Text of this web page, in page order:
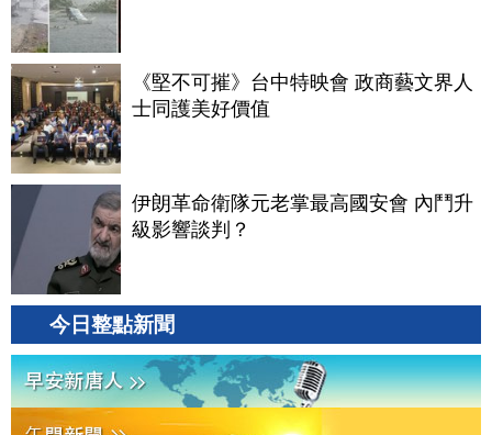
《堅不可摧》台中特映會 政商藝文界人
士同護美好價值
伊朗革命衛隊元老掌最高國安會 內鬥升
級影響談判？
今日整點新聞